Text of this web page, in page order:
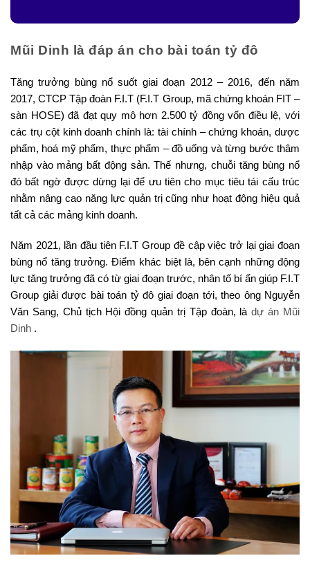
Mũi Dinh là đáp án cho bài toán tỷ đô
Tăng trưởng bùng nổ suốt giai đoạn 2012 – 2016, đến năm
2017, CTCP Tập đoàn F.I.T (F.I.T Group, mã chứng khoán FIT –
sàn HOSE) đã đạt quy mô hơn 2.500 tỷ đồng vốn điều lệ, với
các trụ cột kinh doanh chính là: tài chính – chứng khoán, dược
phẩm, hoá mỹ phẩm, thực phẩm – đồ uống và từng bước thâm
nhập vào mảng bất động sản. Thế nhưng, chuỗi tăng bùng nổ
đó bất ngờ được dừng lại để ưu tiên cho mục tiêu tái cấu trúc
nhằm nâng cao năng lực quản trị cũng như hoạt động hiệu quả
tất cả các mảng kinh doanh.
Năm 2021, lần đầu tiên F.I.T Group đề cập việc trở lại giai đoạn
bùng nổ tăng trưởng. Điểm khác biệt là, bên cạnh những động
lực tăng trưởng đã có từ giai đoạn trước, nhân tố bí ẩn giúp F.I.T
Group giải được bài toán tỷ đô giai đoạn tới, theo ông Nguyễn
Văn Sang, Chủ tịch Hội đồng quản trị Tập đoàn, làdự án Mũi
Dinh .